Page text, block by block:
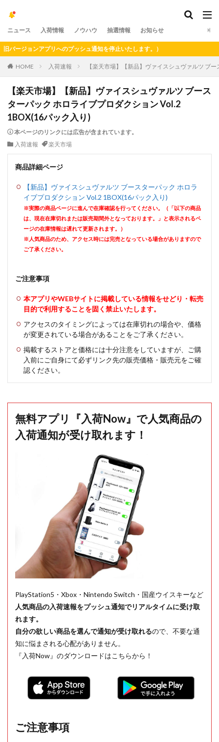
ニュース 入荷情報 ノウハウ 抽選情報 お知らせ
ョンアプリへのプッシュ通知を停止いたします。）
HOME 入荷速報 【楽天市場】【新品】ヴァイスシュヴァルツ ブ
【楽天市場】【新品】ヴァイスシュヴァルツ ブース
ターパック ホロライブプロダクション Vol.2
1BOX(16パック入り)
本ページのリンクには広告が含まれています。
入荷速報
楽天市場
商品詳細ページ
【新品】ヴァイスシュヴァルツ ブースターパック ホロラ
イブプロダクション Vol.2 1BOX(16パック入り)
※実際の商品ページに進んで在庫確認を行ってください。（「以下の商品
は、現在在庫切れまたは販売期間外となっております。」と表示されるペ
ージの在庫情報は遅れて更新されます。）
※人気商品のため、アクセス時には完売となっている場合がありますので
ご了承ください。
ご注意事項
本アプリやWEBサイトに掲載している情報をせどり・転売
目的で利用することを固く禁止いたします。
アクセスのタイミングによっては在庫切れの場合や、価格
が変更されている場合があることをご了承ください。
掲載するストアと価格には十分注意をしていますが、ご購
入前にご自身にて必ずリンク先の販売価格・販売元をご確
認ください。
無料アプリ『入荷Now』で人気商品の
入荷通知が受け取れます！
PlayStation5・Xbox・Nintendo Switch・国産ウイスキーなど
人気商品の入荷速報をプッシュ通知でリアルタイムに受け取
れます。
自分の欲しい商品を選んで通知が受け取れるので、不要な通
知に悩まされる心配がありません。
『入荷Now』のダウンロードはこちらから！
ご注意事項